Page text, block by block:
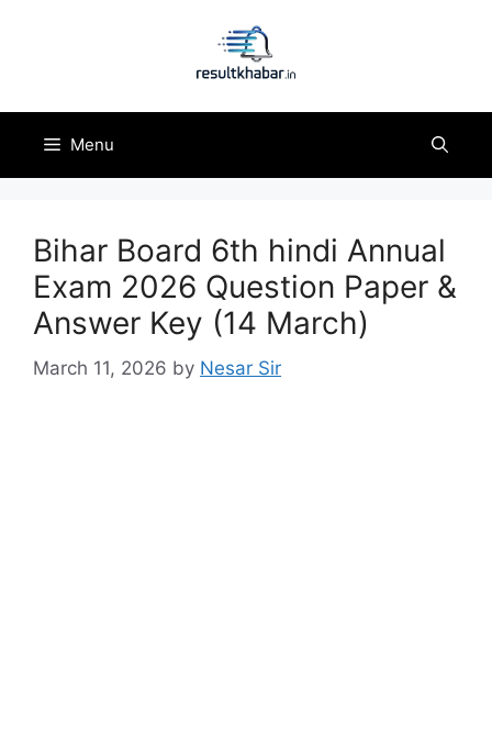
Menu
Bihar Board 6th hindi Annual
Exam 2026 Question Paper &
Answer Key (14 March)
March 11, 2026 by Nesar Sir